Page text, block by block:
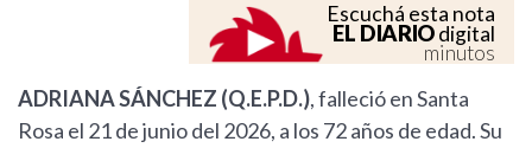
Escuchá esta nota
EL DIARIOdigital
minutos
ADRIANA SÁNCHEZ (Q.E.P.D.), falleció en Santa
Rosa el 21 de junio del 2026, a los 72 años de edad. Su